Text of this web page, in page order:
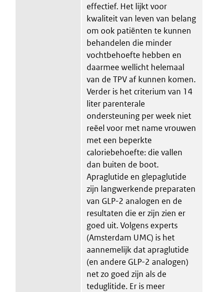
effectief. Het lijkt voor
kwaliteit van leven van belang
om ook patiënten te kunnen
behandelen die minder
vochtbehoefte hebben en
daarmee wellicht helemaal
van de TPV af kunnen komen.
Verder is het criterium van 14
liter parenterale
ondersteuning per week niet
reëel voor met name vrouwen
met een beperkte
caloriebehoefte: die vallen
dan buiten de boot.
Apraglutide en glepaglutide
zijn langwerkende preparaten
van GLP-2 analogen en de
resultaten die er zijn zien er
goed uit. Volgens experts
(Amsterdam UMC) is het
aannemelijk dat apraglutide
(en andere GLP-2 analogen)
net zo goed zijn als de
teduglitide. Er is meer